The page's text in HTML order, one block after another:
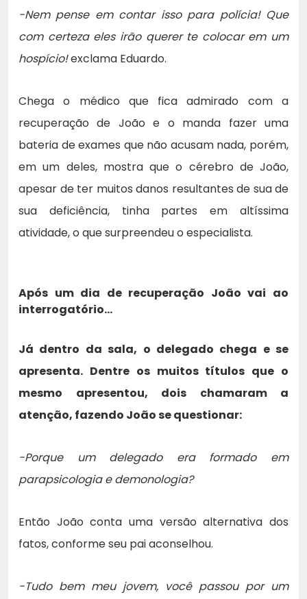
-Nem pense em contar isso para polícia! Que
com certeza eles irão querer te colocar em um
hospício!exclama Eduardo.
Chega o médico que fica admirado com a
recuperação de João e o manda fazer uma
bateria de exames que não acusam nada, porém,
em um deles, mostra que o cérebro de João,
apesar de ter muitos danos resultantes de sua de
sua deficiência, tinha partes em altíssima
atividade, o que surpreendeu o especialista.
Após um dia de recuperação João vai ao
interrogatório…
Já dentro da sala, o delegado chega e se
apresenta. Dentre os muitos títulos que o
mesmo apresentou, dois chamaram a
atenção, fazendo João se questionar:
-Porque um delegado era formado em
parapsicologia e demonologia?
Então João conta uma versão alternativa dos
fatos, conforme seu pai aconselhou.
-Tudo bem meu jovem, você passou por um